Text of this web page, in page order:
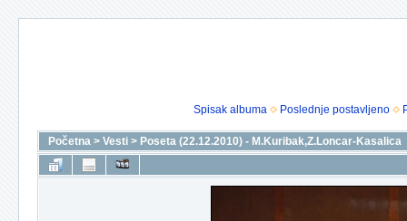
Spisak albuma Poslednje postavljeno
Početna > Vesti > Poseta (22.12.2010) - M.Kuribak,Z.Loncar-Kasalica